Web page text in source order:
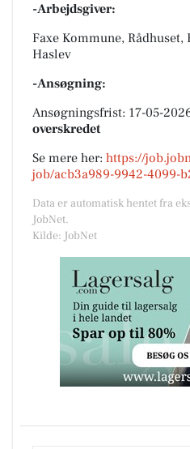
-Arbejdsgiver:
Faxe Kommune,
Haslev
-Ansøgning:
Ansøgningsfrist: 17-05-
overskredet
Se mere her: https://
job/acb3a989-9942-4099-
Data er automatisk hentet fra
JobNet.
Kilde: JobNet